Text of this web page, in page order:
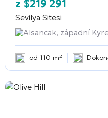
z $219 291
Sevilya Sitesi
Alsancak, západní
od 110 m²